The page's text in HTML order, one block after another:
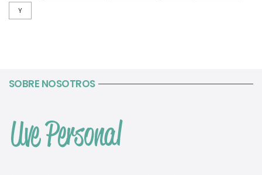
Y
SOBRE NOSOTROS